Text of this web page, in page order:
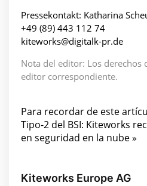
Pressekontakt: Katharina
+49 (89) 443 112 74
kiteworks@digitalk-pr.de
Nota del editor: Los derechos
editor correspondiente.
Para recordar de este
Tipo-2 del BSI: Kiteworks
en seguridad en la nube »
Kiteworks Europe AG